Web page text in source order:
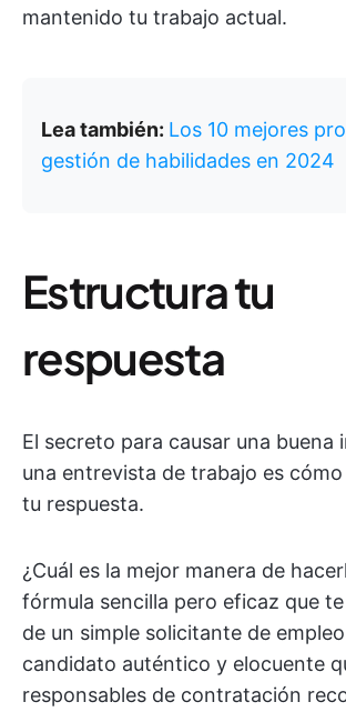
mantenido tu trabajo actual.
Lea también: Los 10 mejores
gestión de habilidades en 2024
Estructura tu
respuesta
El secreto para causar una buena
una entrevista de trabajo es
tu respuesta.
¿Cuál es la mejor manera de
fórmula sencilla pero eficaz que
de un simple solicitante de
candidato auténtico y elocuente
responsables de contratación